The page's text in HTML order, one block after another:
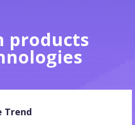
products
Trend